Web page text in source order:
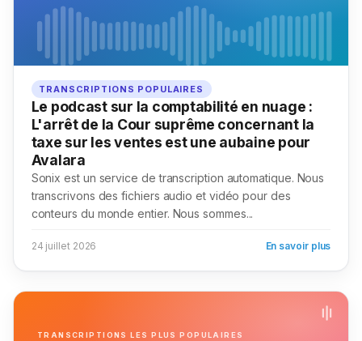
TRANSCRIPTIONS POPULAIRES
Le podcast sur la comptabilité en nuage :
L'arrêt de la Cour suprême concernant la
taxe sur les ventes est une aubaine pour
Avalara
Sonix est un service de transcription automatique. Nous
transcrivons des fichiers audio et vidéo pour des
conteurs du monde entier. Nous sommes...
24 juillet 2026 En savoir plus
TRANSCRIPTIONS LES PLUS POPULAIRES